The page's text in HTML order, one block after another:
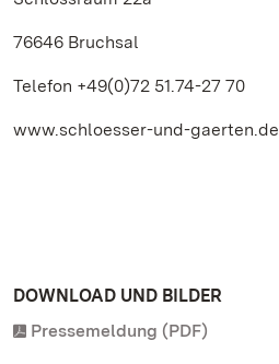
76646 Bruchsal
Telefon +49(0)72 51.74-27 70
www.schloesser-und-gaerten.de
DOWNLOAD UND BILDER
Pressemeldung (PDF)